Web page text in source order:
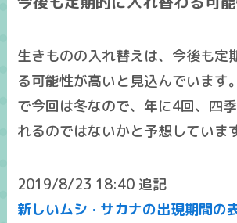
生きものの入れ替えは、 今後も定
る可能性が高い と見込んでいます
で今回は冬なので、年に4回、四
れるのではないかと予想していま
2019/8/23 18:40 追記
新しいムシ · サカナの出現期間の